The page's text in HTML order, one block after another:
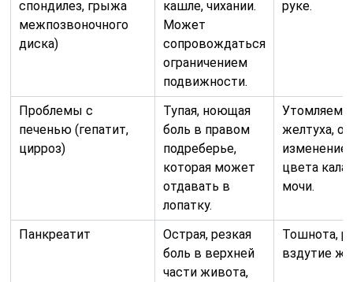
спондилез, грыжа
межпозвоночного
диска)
кашле, чихании.
Может
сопровождаться
ограничением
подвижности.
руке.
Проблемы с
печенью (гепатит,
цирроз)
Тупая, ноющая
боль в правом
подреберье,
которая может
отдавать в
лопатку.
желтуха,
изменение
цвета кала
мочи.
Панкреатит
Острая, резкая
боль в верхней
части живота,
Тошнота,
вздутие